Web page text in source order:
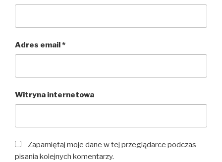
Adres email*
Witryna internetowa
Zapamiętaj moje dane w tej przeglądarce podczas
pisania kolejnych komentarzy.